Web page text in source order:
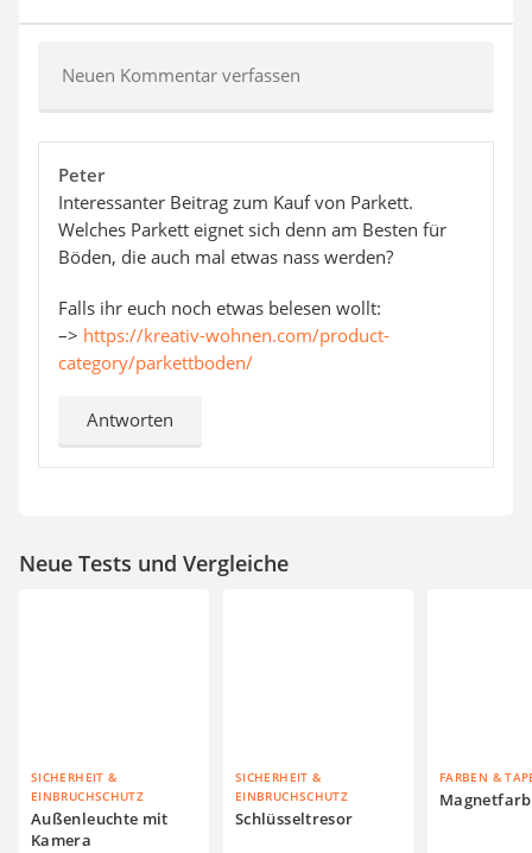
Neuen Kommentar verfassen
Peter
Interessanter Beitrag zum Kauf von Parkett.
Welches Parkett eignet sich denn am Besten für
Böden, die auch mal etwas nass werden?
Falls ihr euch noch etwas belesen wollt:
–> https://kreativ-wohnen.com/product-
category/parkettboden/
Antworten
Neue Tests und Vergleiche
SICHERHEIT &
EINBRUCHSCHUTZ
Außenleuchte mit
Kamera
SICHERHEIT &
EINBRUCHSCHUTZ
Schlüsseltresor
FARBEN &